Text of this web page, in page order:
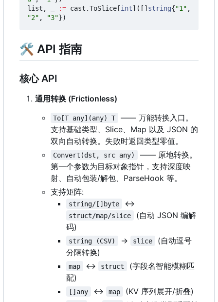
list , := cast .ToSlice [int]([] string{"1" ,
"2" , "3"})
🛠 API 指南
核心 API
通用转换 (Frictionless)
To[T any](any) T
—— 万能转换入口。
支持基础类型、Slice、Map 以及 JSON 的
双向自动转换。失败时返回类型零值。
Convert(dst, src any)
—— 原地转换。
第一个参数为目标对象指针，支持深度映
射、自动包装/解包、ParseHook 等。
支持矩阵:
string/[]byte <->
struct/map/slice
(自动 JSON 编解
码)
string (CSV) -> slice
(自动逗号
分隔转换)
map <-> struct
(字段名智能模糊匹
配)
[]any <-> map (KV 序列展开/折叠)